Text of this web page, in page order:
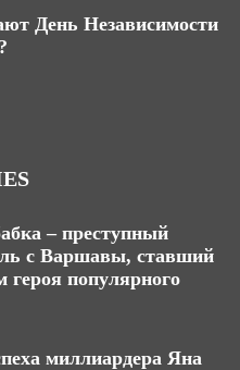
День Независимости
– преступный
с Варшавы, ставший
героя популярного
миллиардера Яна